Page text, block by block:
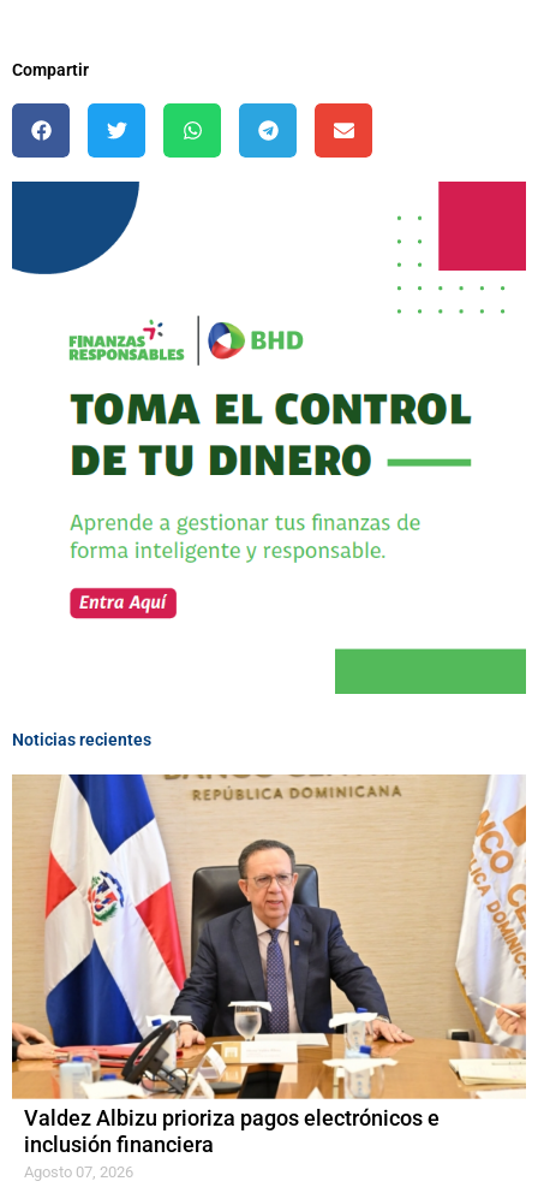
Compartir
Noticias recientes
Valdez Albizu prioriza pagos electrónicos e
inclusión financiera
Agosto 07, 2026